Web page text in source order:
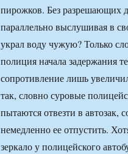
пирожков. Без разрешающих
параллельно выслушивая в
украл воду чужую? Только
полиция начала задержания
сопротивление лишь
так, словно суровые
пытаются отвезти в автозак,
немедленно ее отпустить.
зеркало у полицейского